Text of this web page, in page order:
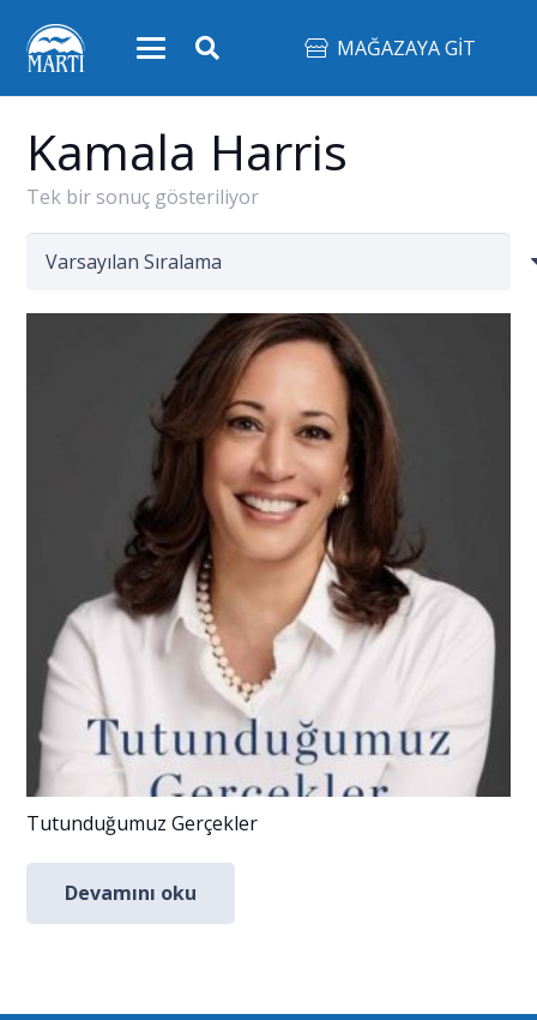
MAĞAZAYA GİT
Kamala Harris
Tek bir sonuç gösteriliyor
Tutunduğumuz Gerçekler
Devamını oku